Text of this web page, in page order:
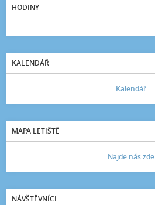
HODINY
KALENDÁŘ
Kalendář
MAPA LETIŠTĚ
Najde nás zde
NÁVŠTĚVNÍCI